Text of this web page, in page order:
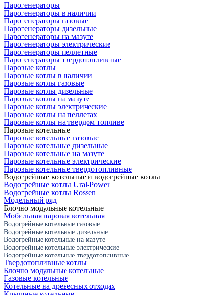
Парогенераторы
Парогенераторы в наличии
Парогенераторы газовые
Парогенераторы дизельные
Парогенераторы на мазуте
Парогенераторы электрические
Парогенераторы пеллетные
Парогенераторы твердотопливные
Паровые котлы
Паровые котлы в наличии
Паровые котлы газовые
Паровые котлы дизельные
Паровые котлы на мазуте
Паровые котлы электрические
Паровые котлы на пеллетах
Паровые котлы на твердом топливе
Паровые котельные
Паровые котельные газовые
Паровые котельные дизельные
Паровые котельные на мазуте
Паровые котельные электрические
Паровые котельные твердотопливные
Водогрейные котельные и водогрейные котлы
Водогрейные котлы Ural-Power
Водогрейные котлы Rossen
Модельный ряд
Блочно модульные котельные
Мобильная паровая котельная
Водогрейные котельные газовые
Водогрейные котельные дизельные
Водогрейные котельные на мазуте
Водогрейные котельные электрические
Водогрейные котельные твердотопливные
Твердотопливные котлы
Блочно модульные котельные
Газовые котельные
Котельные на древесных отходах